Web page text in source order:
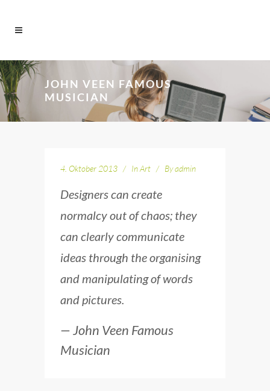
JOHN VEEN FAMOUS
MUSICIAN
4. Oktober 2013 InArt Byadmin
Designers can create
normalcy out of chaos; they
can clearly communicate
ideas through the organising
and manipulating of words
and pictures.
— John Veen Famous
Musician